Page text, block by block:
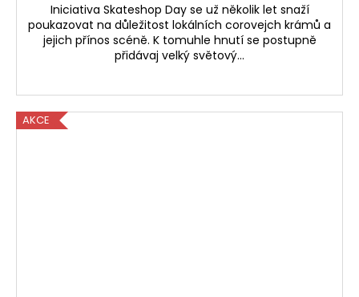
Iniciativa Skateshop Day se už několik let snaží
poukazovat na důležitost lokálních corovejch krámů a
jejich přínos scéně. K tomuhle hnutí se postupně
přidávaj velký světový...
AKCE